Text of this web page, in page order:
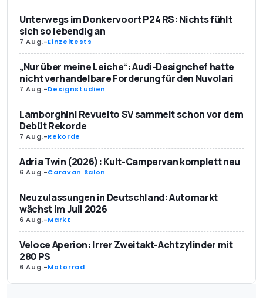
Unterwegs im Donkervoort P24 RS: Nichts fühlt
sich so lebendig an
7 Aug.-Einzeltests
„Nur über meine Leiche“: Audi-Designchef hatte
nicht verhandelbare Forderung für den Nuvolari
7 Aug.-Designstudien
Lamborghini Revuelto SV sammelt schon vor dem
Debüt Rekorde
7 Aug.-Rekorde
Adria Twin (2026): Kult-Campervan komplett neu
6 Aug.-Caravan Salon
Neuzulassungen in Deutschland: Automarkt
wächst im Juli 2026
6 Aug.-Markt
Veloce Aperion: Irrer Zweitakt-Achtzylinder mit
280 PS
6 Aug.-Motorrad